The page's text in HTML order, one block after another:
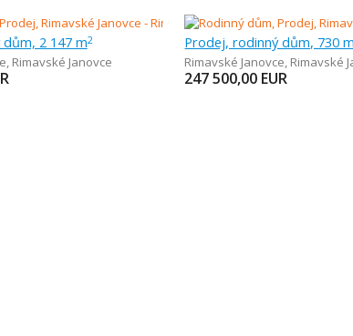
2 147 m2
, Rimavské Janovce
Prodej, rodinný dům, 730
Rimavské Janovce, Rimavské
247 500,00 EUR